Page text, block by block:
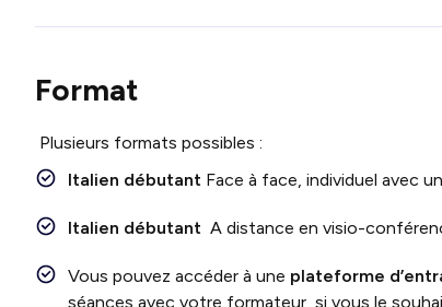
Format
Plusieurs formats possibles :
Italien débutant Face à face, individuel avec
Italien débutant A distance en visio-
Vous pouvez accéder à une plateforme
séances avec votre formateur, si vous le